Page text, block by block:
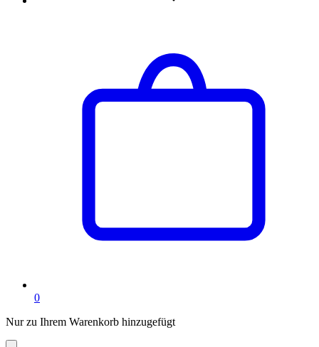
0Artikel
Einkaufswagen
Nur zu Ihrem Warenkorb hinzugefügt